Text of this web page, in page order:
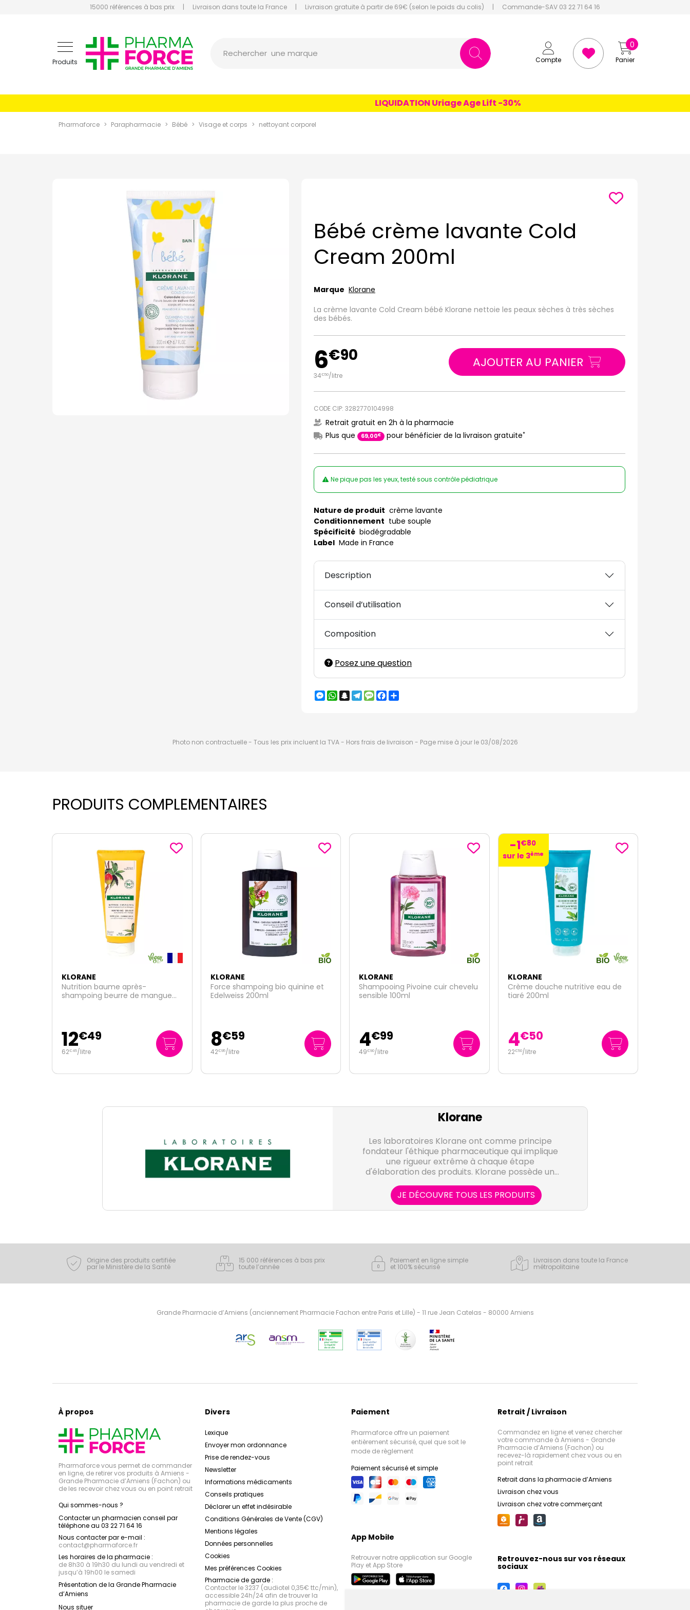
15000 références à bas prix | Livraison dans toute la France | Livraison gratuite à partir de 69€ (selon le poids du colis) | Commande-SAV 03 22 71 64 16
Produits Compte Panier
0
Rechercher
LIQUIDATION Uriage Age Lift -30%
Pharmaforce Parapharmacie Bébé Visage et corps nettoyant corporel
Bébé crème lavante Cold
Cream 200ml
Marque Klorane
La crème lavante Cold Cream bébé Klorane nettoie les peaux sèches à très sèches
des bébés.
6€90
34€50/litre
AJOUTER AU PANIER
CODE CIP: 3282770104998
Retrait gratuit en 2h à la pharmacie
Plus que
69,00€ pour bénéficier de la livraison gratuite*
Ne pique pas les yeux, testé sous contrôle pédiatrique
Nature de produit crème lavante
Conditionnement tube souple
Spécificité biodégradable
Label Made in France
Description
Conseil d’utilisation
Composition
Posez une question
Messenger
WhatsApp
Snapchat
Telegram
MessageFacebook
Photo non contractuelle - Tous les prix incluent la TVA - Hors frais de livraison - Page mise à jour le 03/08/2026
PRODUITS COMPLEMENTAIRES
KLORANE
Force shampoing bio quinine et
Edelweiss 200ml
8€59
42€95/litre
KLORANE
Shampooing Pivoine cuir chevelu
sensible 100ml
4€99
49€90/litre
KLORANE
Crème douche nutritive eau de
tiaré 200ml
4€50
22€50/litre
KLORANE
Shampooing à la quinine et
Edelweiss 400ml
11€95
29€88/litre
Klorane
Les laboratoires Klorane ont comme principe
fondateur l'éthique pharmaceutique qui implique
une rigueur extrême à chaque étape
d'élaboration des produits. Klorane possède un
protèger notre patrimoine végétal.
JE DÉCOUVRE TOUS LES PRODUITS
Origine des produits certifiée
par le Ministère de la Santé
15 000 références à bas prix
toute l’année
Paiement en ligne simple
et 100% sécurisé
Livraison dans toute la France
métropolitaine
Grande Pharmacie d’Amiens (anciennement Pharmacie Fachon entre Paris et Lille) - 11 rue Jean Catelas - 80000 Amiens
À propos
Pharmaforce vous permet de commander
en ligne, de retirer vos produits à Amiens -
Grande Pharmacie d’Amiens (Fachon) ou
de les recevoir chez vous ou en point retrait
Qui sommes-nous ?
Contacter un pharmacien conseil par
téléphone au 03 22 71 64 16
Nous contacter par e-mail :
contact@pharmaforce.fr
Les horaires de la pharmacie :
de 8h30 à 19h30 du lundi au vendredi et
jusqu’à 19h00 le samedi
Présentation de la Grande Pharmacie
d’Amiens
Nous situer
Divers
Lexique
Envoyer mon ordonnance
Prise de rendez-vous
Newsletter
Informations médicaments
Conseils pratiques
Déclarer un effet indésirable
Conditions Générales de Vente (CGV)
Mentions légales
Données personnelles
Cookies
Mes préférences Cookies
Pharmacie de garde :
Contacter le 3237 (audiotel 0,35€ ttc/min),
accessible 24h/24 afin de trouver la
pharmacie de garde la plus proche de
Paiement
Pharmaforce offre un paiement
entièrement sécurisé, quel que soit le
mode de règlement
Paiement sécurisé et simple
App Mobile
Retrouver notre application sur Google
Play et App Store
Retrait / Livraison
Commandez en ligne et venez chercher
votre commande à Amiens - Grande
Pharmacie d’Amiens (Fachon) ou
recevez-là rapidement chez vous ou en
point retrait
Retrait dans la pharmacie d’Amiens
Livraison chez vous
Livraison chez votre commerçant
Retrouvez-nous sur vos réseaux
sociaux